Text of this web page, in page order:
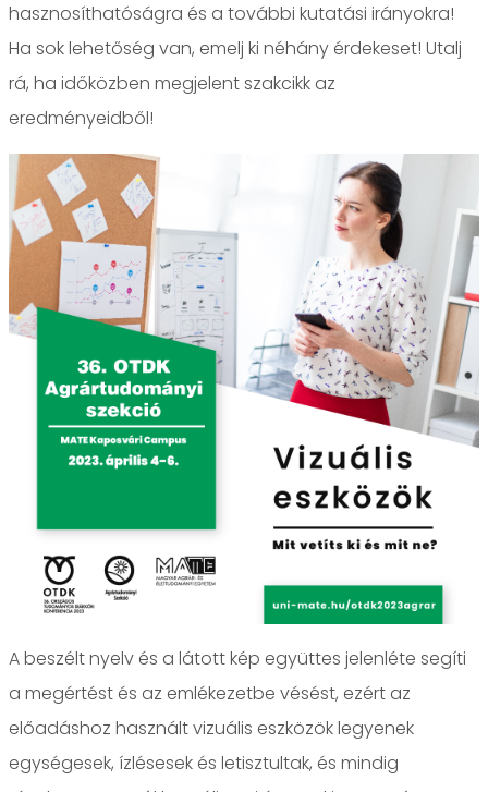
hasznosíthatóságra és a további kutatási irányokra!
Ha sok lehetőség van, emelj ki néhány érdekeset! Utalj
rá, ha időközben megjelent szakcikk az
eredményeidből!
A beszélt nyelv és a látott kép együttes jelenléte segíti
a megértést és az emlékezetbe vésést, ezért az
előadáshoz használt vizuális eszközök legyenek
egységesek, ízlésesek és letisztultak, és mindig